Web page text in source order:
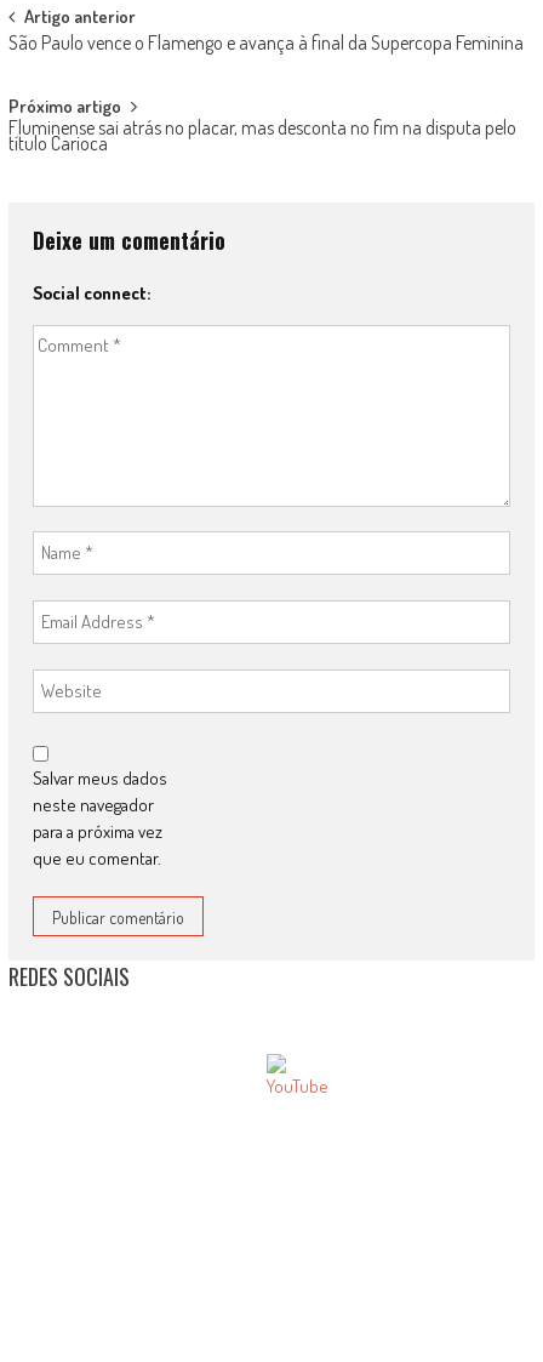
Post
navigation
Artigo anterior
São Paulo vence o Flamengo e avança à final da Supercopa Feminina
Próximo artigo
Fluminense sai atrás no placar, mas desconta no fim na disputa pelo
título Carioca
Deixe um comentário
Social connect:
Salvar meus dados
neste navegador
para a próxima vez
que eu comentar.
REDES SOCIAIS